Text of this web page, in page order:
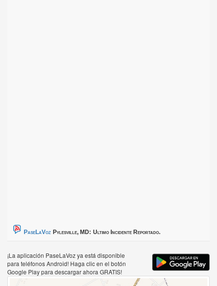
PaseLaVoz Pylesville, MD: Ultimo Incidente Reportado.
¡La aplicación PaseLaVoz ya está disponible
para teléfonos Android! Haga clic en el botón
Google Play para descargar ahora GRATIS!